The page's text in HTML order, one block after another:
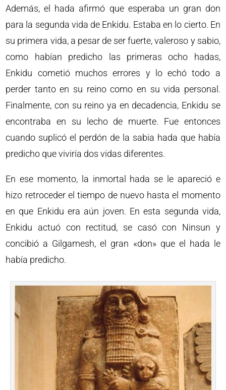
Además, el hada afirmó que esperaba un gran don
para la segunda vida de Enkidu. Estaba en lo cierto. En
su primera vida, a pesar de ser fuerte, valeroso y sabio,
como habían predicho las primeras ocho hadas,
Enkidu cometió muchos errores y lo echó todo a
perder tanto en su reino como en su vida personal.
Finalmente, con su reino ya en decadencia, Enkidu se
encontraba en su lecho de muerte. Fue entonces
cuando suplicó el perdón de la sabia hada que había
predicho que viviría dos vidas diferentes.
En ese momento, la inmortal hada se le apareció e
hizo retroceder el tiempo de nuevo hasta el momento
en que Enkidu era aún joven. En esta segunda vida,
Enkidu actuó con rectitud, se casó con Ninsun y
concibió a Gilgamesh, el gran «don» que el hada le
había predicho.